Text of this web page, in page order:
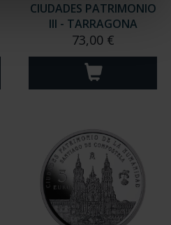
CIUDADES PATRIMONIO
III - TARRAGONA
73,00 €